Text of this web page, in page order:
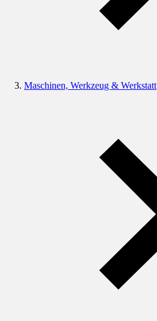
Maschinen, Werkzeug & Werkstatt